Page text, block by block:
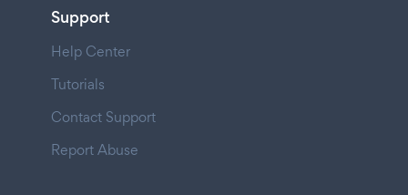
Support
Help Center
Tutorials
Contact Support
Report Abuse